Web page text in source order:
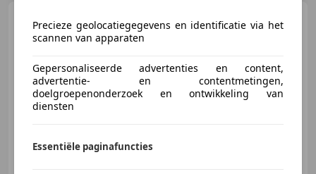
Renault Twingo
1.0 SCe
Collection | AIRCO| ELEK.RAMEN
€ 5.999
04/2016 126.289 km
Precieze geolocatiegegevens en identificatie via het
scannen van apparaten
Gepersonaliseerde advertenties en content,
advertentie- en contentmetingen,
doelgroepenonderzoek en ontwikkeling van
diensten
Essentiële paginafuncties